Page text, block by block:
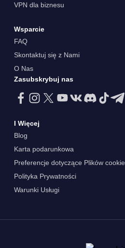
VPN dla biznesu
Wsparcie
FAQ
Skontaktuj się z Nami
O Nas
Zasubskrybuj nas
I Więcej
Blog
Karta podarunkowa
Preferencje dotyczące Plików cookie
Polityka Prywatności
Warunki Usługi